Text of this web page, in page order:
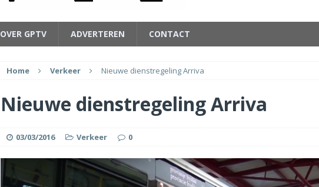
OVER GPTV ADVERTEREN CONTACT
Home Verkeer Nieuwe dienstregeling Arriva
Nieuwe dienstregeling Arriva
03/03/2016 Verkeer 0